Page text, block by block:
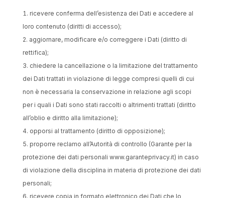
ricevere conferma dell’esistenza dei Dati e accedere al
loro contenuto (diritti di accesso);
aggiornare, modificare e/o correggere i Dati (diritto di
rettifica);
chiedere la cancellazione o la limitazione del trattamento
dei Dati trattati in violazione di legge compresi quelli di cui
non è necessaria la conservazione in relazione agli scopi
per i quali i Dati sono stati raccolti o altrimenti trattati (diritto
all’oblio e diritto alla limitazione);
opporsi al trattamento (diritto di opposizione);
proporre reclamo all’Autorità di controllo (Garante per la
protezione dei dati personali www.garanteprivacy.it) in caso
di violazione della disciplina in materia di protezione dei dati
personali;
ricevere copia in formato elettronico dei Dati che lo